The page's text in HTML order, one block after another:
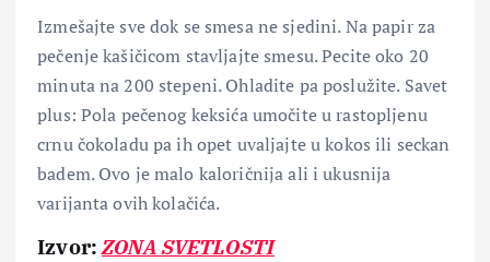
Izmešajte sve dok se smesa ne sjedini. Na papir za
pečenje kašičicom stavljajte smesu. Pecite oko 20
minuta na 200 stepeni. Ohladite pa poslužite. Savet
plus: Pola pečenog keksića umočite u rastopljenu
crnu čokoladu pa ih opet uvaljajte u kokos ili seckan
badem. Ovo je malo kaloričnija ali i ukusnija
varijanta ovih kolačića.
Izvor:ZONA SVETLOSTI